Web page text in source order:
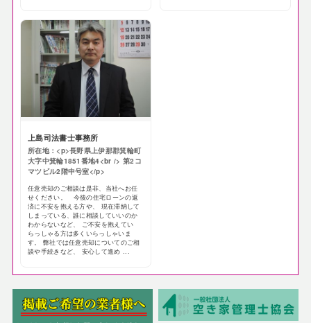
上島司法書士事務所
所在地：<p>長野県上伊那郡箕輪町
大字中箕輪1851番地4<br /> 第2コ
マツビル2階中号室</p>
任意売却のご相談は是非、当社へお任
せください。 今後の住宅ローンの返
済に不安を抱える方や、 現在滞納して
しまっている、誰に相談していいのか
わからないなど、 ご不安を抱えてい
らっしゃる方は多くいらっしゃいま
す。 弊社では任意売却についてのご相
談や手続きなど、 安心して進め ...